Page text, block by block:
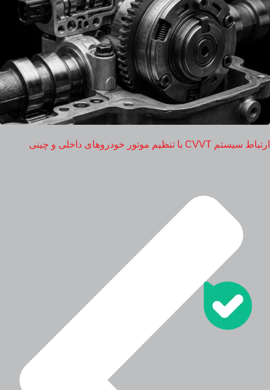
ارتباط سیستم CVVT با تنظیم موتور خودروهای داخلی و چینی